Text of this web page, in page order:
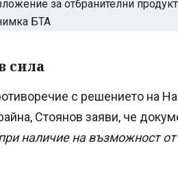
за отбранителни
БТА
сила
с решението на
Стоянов заяви, че
наличие на възможност